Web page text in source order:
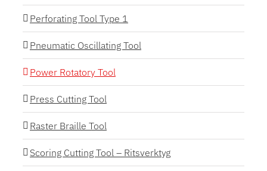
Perforating Tool Type 1
Pneumatic Oscillating Tool
Power Rotatory Tool
Press Cutting Tool
Raster Braille Tool
Scoring Cutting Tool – Ritsverktyg